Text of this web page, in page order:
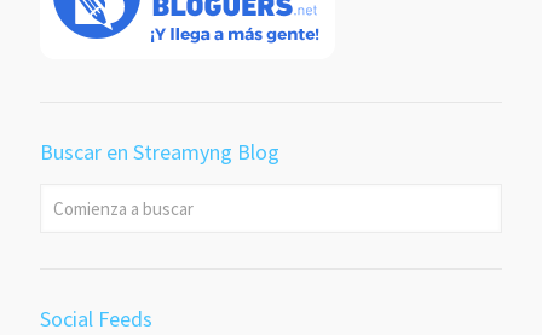
Buscar en Streamyng Blog
Social Feeds